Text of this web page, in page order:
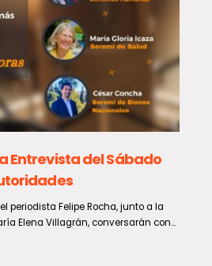
medidas para convertir al
una alternativa